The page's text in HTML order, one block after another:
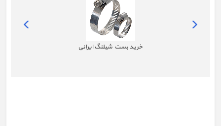
خرید بست شیلنگ ایرانی